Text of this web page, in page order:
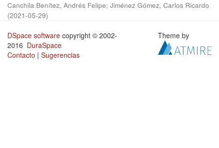
Canchila Benítez, Andrés Felipe; Jiménez Gómez, Carlos Ricardo
(2021-05-29)
DSpace software copyright © 2002-
2016 DuraSpace
Contacto | Sugerencias
Theme by